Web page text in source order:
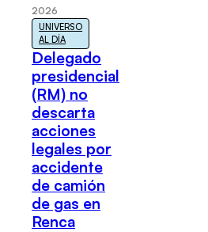
2026
UNIVERSO
AL DÍA
Delegado
presidencial
(RM) no
descarta
acciones
legales por
accidente
de camión
de gas en
Renca